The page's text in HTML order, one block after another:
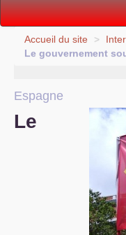
Vie politique
Internationale
S’organiser
Accueil du site >
Le gouvernement
Espagne
Le